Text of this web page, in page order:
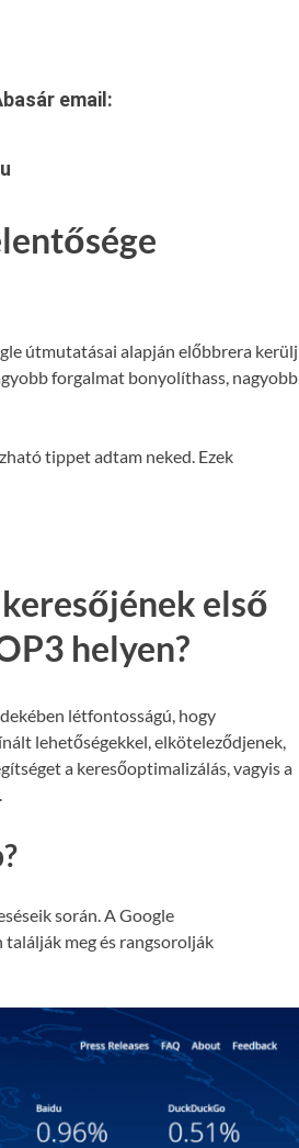
email:
útmutatásai alapján előbbrera kerülj
forgalmat bonyolíthass, nagyobb
tippet adtam neked. Ezek
első
helyen?
létfontosságú, hogy
lehetőségekkel, elköteleződjenek,
a keresőoptimalizálás, vagyis a
során. A Google
meg és rangsorolják